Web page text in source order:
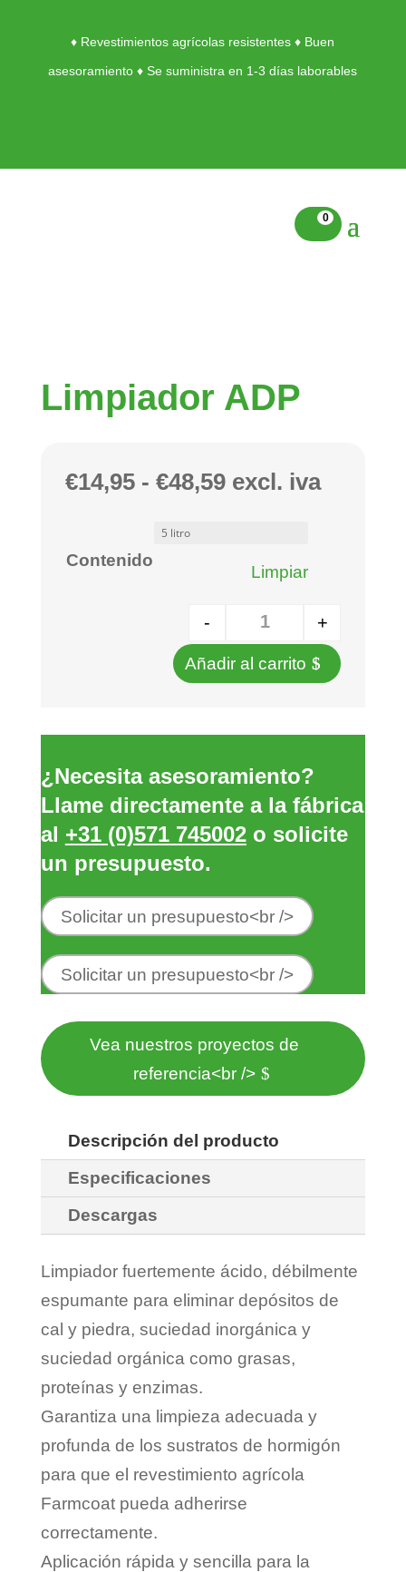
♦ Revestimientos agrícolas resistentes ♦ Buen
asesoramiento ♦ Se suministra en 1-3 días laborables
0
Limpiador ADP
€14,95 - €48,59Rango
desde
hasta
€48,59
excl. iva
Contenido
Limpiar
- +
Añadir al carrito
¿Necesita asesoramiento?
Llame directamente a la fábrica
al +31 (0)571 745002o solicite
un presupuesto.
Solicitar un presupuesto<br />
Solicitar un presupuesto<br />
Vea nuestros proyectos de
referencia<br />
Descripción del producto
Especificaciones
Descargas
Limpiador fuertemente ácido, débilmente
espumante para eliminar depósitos de
cal y piedra, suciedad inorgánica y
suciedad orgánica como grasas,
proteínas y enzimas.
Garantiza una limpieza adecuada y
profunda de los sustratos de hormigón
para que el revestimiento agrícola
Farmcoat pueda adherirse
correctamente.
Aplicación rápida y sencilla para la